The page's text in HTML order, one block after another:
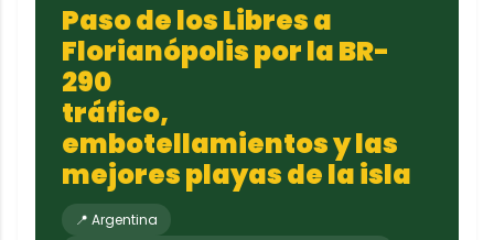
Paso de los Libres a
Florianópolis por la BR-
290
tráfico,
embotellamientos y las
mejores playas de la isla
📍 Argentina